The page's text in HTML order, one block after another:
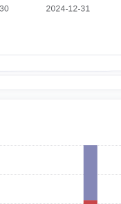
理有限公司权益投资决策委员